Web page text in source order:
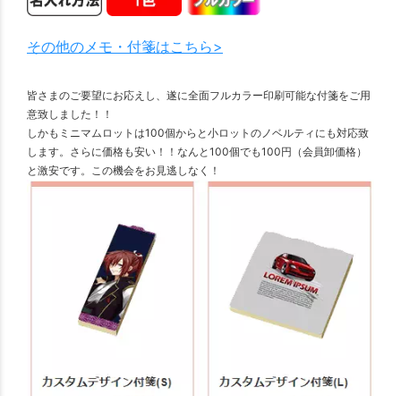
その他のメモ・付箋はこちら>
皆さまのご要望にお応えし、遂に全面フルカラー印刷可能な付箋をご用
意致しました！！
しかもミニマムロットは100個からと小ロットのノベルティにも対応致
します。さらに価格も安い！！なんと100個でも100円（会員卸価格）
と激安です。この機会をお見逃しなく！